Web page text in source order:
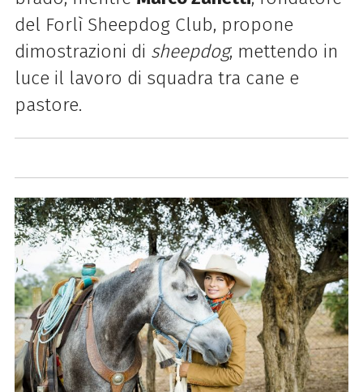
del Forlì Sheepdog Club, propone
dimostrazioni di sheepdog, mettendo in
luce il lavoro di squadra tra cane e
pastore.